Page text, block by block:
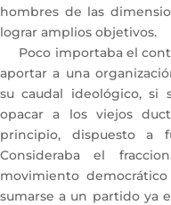
hombres de las
lograr amplios objetivos.
Poco importaba el
aportar a una
su caudal ideológico, si
opacar a los viejos
principio, dispuesto a
Consideraba el
movimiento
sumarse a un partido ya